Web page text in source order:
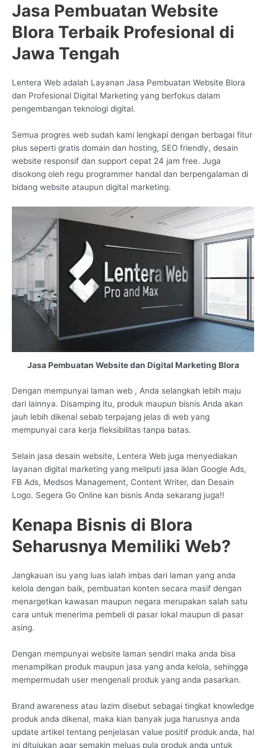
Jasa Pembuatan Website
Blora Terbaik Profesional di
Jawa Tengah
Lentera Web adalah Layanan Jasa Pembuatan Website Blora
dan Profesional Digital Marketing yang berfokus dalam
pengembangan teknologi digital.
Semua progres web sudah kami lengkapi dengan berbagai fitur
plus seperti gratis domain dan hosting, SEO friendly, desain
website responsif dan support cepat 24 jam free. Juga
disokong oleh regu programmer handal dan berpengalaman di
bidang website ataupun digital marketing.
Jasa Pembuatan Website dan Digital Marketing Blora
Dengan mempunyai laman web , Anda selangkah lebih maju
dari lainnya. Disamping itu, produk maupun bisnis Anda akan
jauh lebih dikenal sebab terpajang jelas di web yang
mempunyai cara kerja fleksibilitas tanpa batas.
Selain jasa desain website, Lentera Web juga menyediakan
layanan digital marketing yang meliputi jasa iklan Google Ads,
FB Ads, Medsos Management, Content Writer, dan Desain
Logo. Segera Go Online kan bisnis Anda sekarang juga!!
Kenapa Bisnis di Blora
Seharusnya Memiliki Web?
Jangkauan isu yang luas ialah imbas dari laman yang anda
kelola dengan baik, pembuatan konten secara masif dengan
menargetkan kawasan maupun negara merupakan salah satu
cara untuk menerima pembeli di pasar lokal maupun di pasar
asing.
Dengan mempunyai website laman sendiri maka anda bisa
menampilkan produk maupun jasa yang anda kelola, sehingga
mempermudah user mengenali produk yang anda pasarkan.
Brand awareness atau lazim disebut sebagai tingkat knowledge
produk anda dikenal, maka kian banyak juga harusnya anda
update artikel tentang penjelasan value positif produk anda, hal
ini ditujukan agar semakin meluas pula produk anda untuk